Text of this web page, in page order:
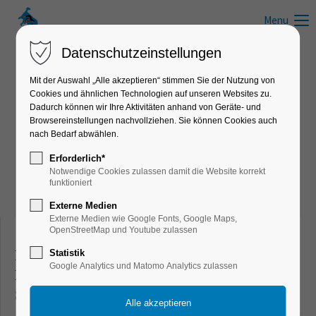
Menu
News zum Schwimmen, Wandern, Laufen, Radfahren und anderen
Freizeitaktivitäten
Infos, Tipps & Tricks
Freizeit- & Sportnews für Schwimmer,
Läufer, Wanderer, Radfahrer und aktive
Sportler
Datenschutzeinstellungen
Mit der Auswahl „Alle akzeptieren“ stimmen Sie der Nutzung von
Cookies und ähnlichen Technologien auf unseren Websites zu.
Dadurch können wir Ihre Aktivitäten anhand von Geräte- und
Browsereinstellungen nachvollziehen. Sie können Cookies auch
nach Bedarf abwählen.
Erforderlich*
Notwendige Cookies zulassen damit die Website korrekt
funktioniert
Externe Medien
Externe Medien wie Google Fonts, Google Maps,
OpenStreetMap und Youtube zulassen
Statistik
Google Analytics und Matomo Analytics zulassen